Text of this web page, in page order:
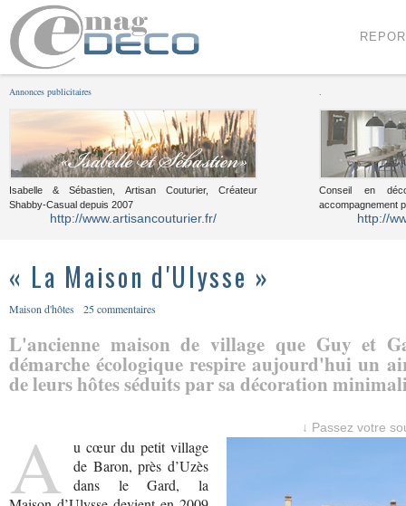
Annonces publicitaires
Isabelle & Sébastien, Artisan Couturier, Créateur
Shabby-Casual depuis 2007
http://www.artisancouturier.fr/
Conseil en
accompagnement
http://
« La Maison d'Ulysse »
Maison d'hôtes 25 commentaires
L'ancienne maison de village que Guy et
démarche écologique respire aujourd'hui un
de leurs hôtes séduits par sa décoration
↓ Passez votre
A
u cœur du petit village
de Baron, près d’Uzès
dans le Gard, la